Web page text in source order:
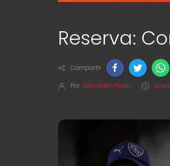
Reserva:
Compartir
Por Sebastian Flores